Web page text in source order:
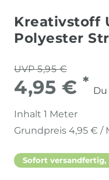
Kreativstoff
Polyester
UVP 5,95 €
4,95 € *
Du
Inhalt 1 Meter
Grundpreis 4,95 € /
Sofort versandfertig,